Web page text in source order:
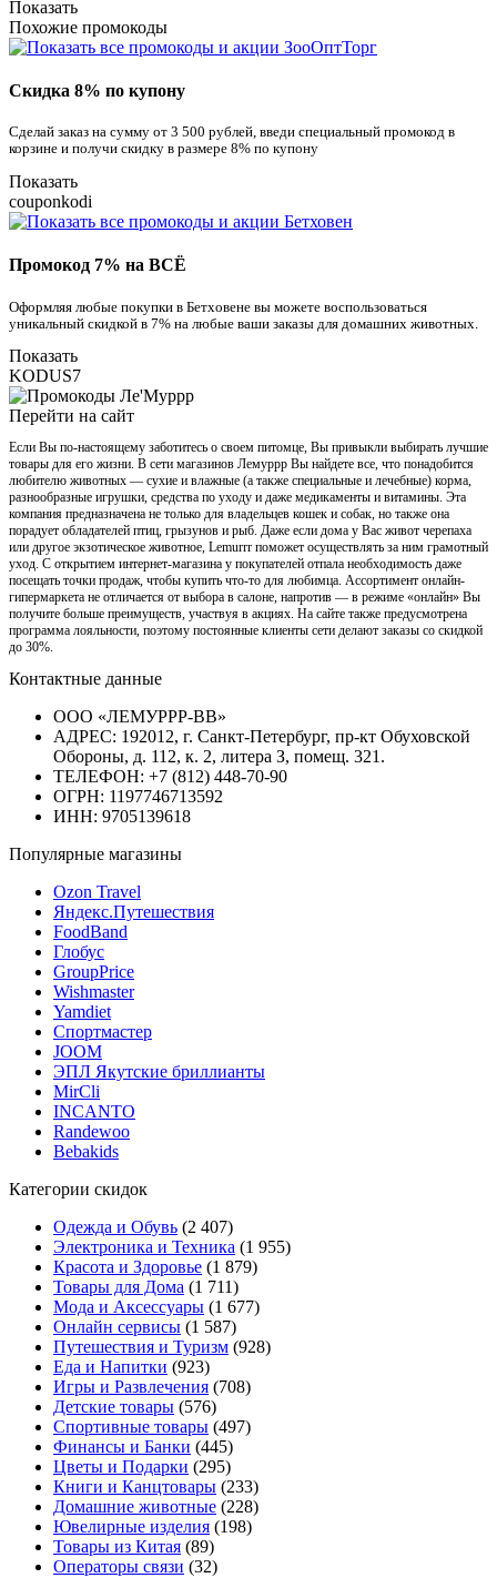
Показать
Похожие промокоды
Скидка 8% по купону
Сделай заказ на сумму от 3 500 рублей, введи специальный промокод в
корзине и получи скидку в размере 8% по купону
Показать
couponkodi
Промокод 7% на ВСЁ
Оформляя любые покупки в Бетховене вы можете воспользоваться
уникальный скидкой в 7% на любые ваши заказы для домашних животных.
Показать
KODUS7
Перейти на сайт
Если Вы по-настоящему заботитесь о своем питомце, Вы привыкли выбирать лучшие
товары для его жизни. В сети магазинов Лемуррр Вы найдете все, что понадобится
любителю животных — сухие и влажные (а также специальные и лечебные) корма,
разнообразные игрушки, средства по уходу и даже медикаменты и витамины. Эта
компания предназначена не только для владельцев кошек и собак, но также она
порадует обладателей птиц, грызунов и рыб. Даже если дома у Вас живот черепаха
или другое экзотическое животное, Lemurrr поможет осуществлять за ним грамотный
уход. С открытием интернет-магазина у покупателей отпала необходимость даже
посещать точки продаж, чтобы купить что-то для любимца. Ассортимент онлайн-
гипермаркета не отличается от выбора в салоне, напротив — в режиме «онлайн» Вы
получите больше преимуществ, участвуя в акциях. На сайте также предусмотрена
программа лояльности, поэтому постоянные клиенты сети делают заказы со скидкой
до 30%.
Контактные данные
ООО «ЛЕМУРРР-ВВ»
АДРЕС: 192012, г. Санкт-Петербург, пр-кт Обуховской
Обороны, д. 112, к. 2, литера З, помещ. 321.
ТЕЛЕФОН: +7 (812) 448-70-90
ОГРН: 1197746713592
ИНН: 9705139618
Популярные магазины
Ozon Travel
Яндекс.Путешествия
FoodBand
Глобус
GroupPrice
Wishmaster
Yamdiet
Спортмастер
JOOM
ЭПЛ Якутские бриллианты
MirCli
INCANTO
Randewoo
Bebakids
Категории скидок
Одежда и Обувь (2 407)
Электроника и Техника (1 955)
Красота и Здоровье (1 879)
Товары для Дома (1 711)
Мода и Аксессуары (1 677)
Онлайн сервисы (1 587)
Путешествия и Туризм (928)
Еда и Напитки (923)
Игры и Развлечения (708)
Детские товары (576)
Спортивные товары (497)
Финансы и Банки (445)
Цветы и Подарки (295)
Книги и Канцтовары (233)
Домашние животные (228)
Ювелирные изделия (198)
Товары из Китая (89)
Операторы связи (32)